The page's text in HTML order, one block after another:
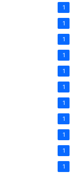
1
1
1
1
1
1
1
1
1
1
1